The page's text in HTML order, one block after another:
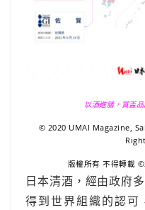
以酒進膳，賞盃
© 2020 UMAI Magazine,
版權所有 不得轉載
日本清酒，經由政府
得到世界組織的認可